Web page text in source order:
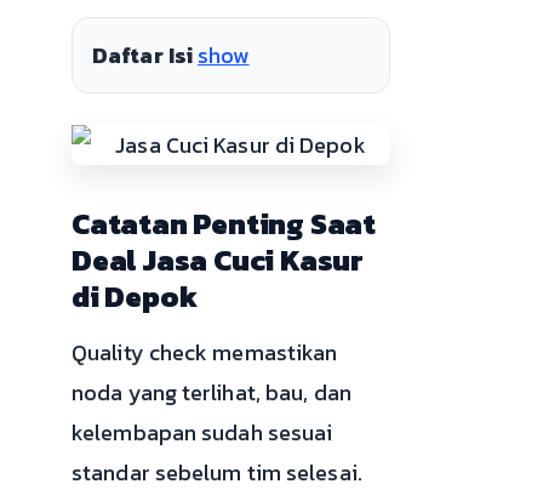
Daftar Isishow
Catatan Penting Saat
Deal Jasa Cuci Kasur
di Depok
Quality check memastikan
noda yang terlihat, bau, dan
kelembapan sudah sesuai
standar sebelum tim selesai.